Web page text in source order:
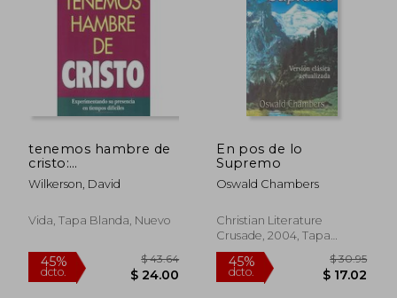
$ 24.53 dcto.
tenemos hambre de
cristo:
experimentando su
presciencia en
Wilkerson, David
Vida, Tapa Blanda, Nuevo
En pos de lo
Supremo
Oswald Chambers
Christian Literature
Crusade, 2004, Tapa
Blanda, Nuevo